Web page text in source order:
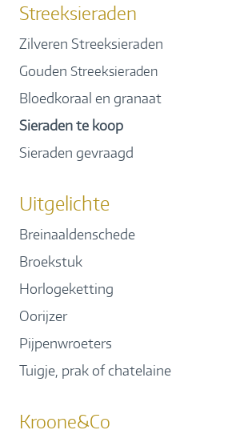
Streeksieraden
Zilveren Streeksieraden
Gouden Streeksieraden
Bloedkoraal en granaat
Sieraden te koop
Sieraden gevraagd
Uitgelichte
Breinaaldenschede
Broekstuk
Horlogeketting
Oorijzer
Pijpenwroeters
Tuigje, prak of chatelaine
Kroone&Co